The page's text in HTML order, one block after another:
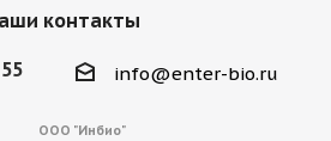
контакты
info@enter-bio.ru
ООО "Инбио"